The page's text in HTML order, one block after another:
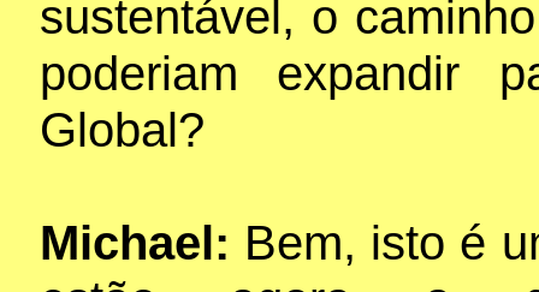
sustentável, o
poderiam expandir
Global?
Michael: Bem, isto é